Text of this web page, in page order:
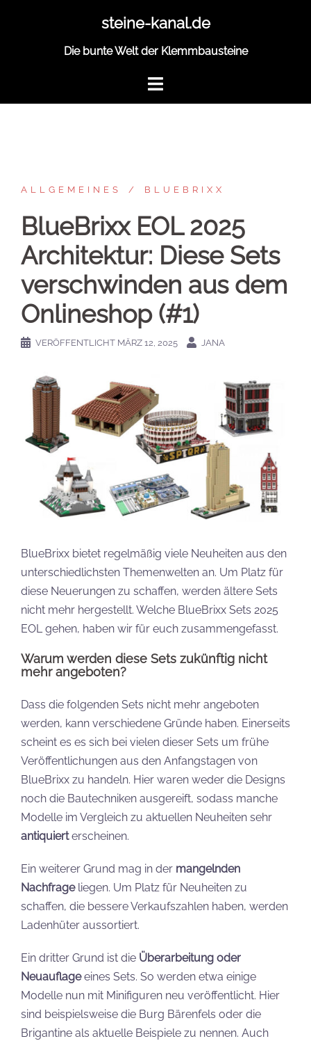
steine-kanal.de
Die bunte Welt der Klemmbausteine
ALLGEMEINES BLUEBRIXX
BlueBrixx EOL 2025
Architektur: Diese Sets
verschwinden aus dem
Onlineshop (#1)
VERÖFFENTLICHT MÄRZ 12, 2025 JANA
BlueBrixx bietet regelmäßig viele Neuheiten aus den
unterschiedlichsten Themenwelten an. Um Platz für
diese Neuerungen zu schaffen, werden ältere Sets
nicht mehr hergestellt. Welche BlueBrixx Sets 2025
EOL gehen, haben wir für euch zusammengefasst.
Warum werden diese Sets zukünftig nicht
mehr angeboten?
Dass die folgenden Sets nicht mehr angeboten
werden, kann verschiedene Gründe haben. Einerseits
scheint es es sich bei vielen dieser Sets um frühe
Veröffentlichungen aus den Anfangstagen von
BlueBrixx zu handeln. Hier waren weder die Designs
noch die Bautechniken ausgereift, sodass manche
Modelle im Vergleich zu aktuellen Neuheiten sehr
antiquierterscheinen.
Ein weiterer Grund mag in der mangelnden
Nachfrageliegen. Um Platz für Neuheiten zu
schaffen, die bessere Verkaufszahlen haben, werden
Ladenhüter aussortiert.
Ein dritter Grund ist die Überarbeitung oder
Neuauflageeines Sets. So werden etwa einige
Modelle nun mit Minifiguren neu veröffentlicht. Hier
sind beispielsweise die Burg Bärenfels oder die
Brigantine als aktuelle Beispiele zu nennen. Auch